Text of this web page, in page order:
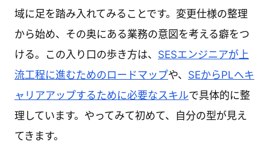
域に足を踏み入れてみることです。変更仕様の整理
から始め、その奥にある業務の意図を考える癖をつ
ける。この入り口の歩き方は、 SESエンジニアが上
流工程に進むためのロードマップや、 SEからPLへキ
ャリアアップするために必要なスキルで具体的に整
理しています。やってみて初めて、自分の型が見え
てきます。